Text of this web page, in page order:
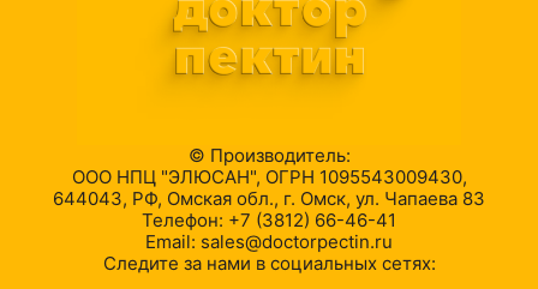
© Производитель:
ООО НПЦ "ЭЛЮСАН", ОГРН 1095543009430,
644043, РФ, Омская обл., г. Омск, ул. Чапаева 83
Телефон: +7 (3812) 66-46-41
Email: sales@doctorpectin.ru
Следите за нами в социальных сетях: